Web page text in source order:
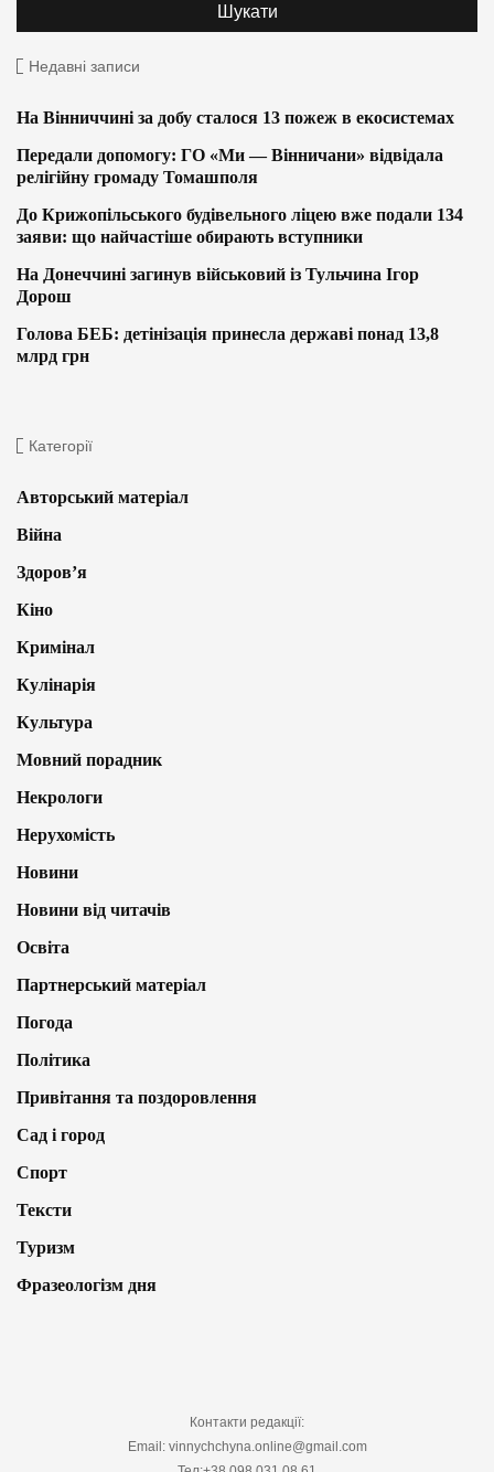
Недавні записи
На Вінниччині за добу сталося 13 пожеж в екосистемах
Передали допомогу: ГО «Ми — Вінничани» відвідала
релігійну громаду Томашполя
До Крижопільського будівельного ліцею вже подали 134
заяви: що найчастіше обирають вступники
На Донеччині загинув військовий із Тульчина Ігор
Дорош
Голова БЕБ: детінізація принесла державі понад 13,8
млрд грн
Категорії
Авторський матеріал
Війна
Здоров’я
Кіно
Кримінал
Кулінарія
Культура
Мовний порадник
Некрологи
Нерухомість
Новини
Новини від читачів
Освіта
Партнерський матеріал
Погода
Політика
Привітання та поздоровлення
Сад і город
Спорт
Тексти
Туризм
Фразеологізм дня
Контакти редакції:
Email: vinnychchyna.online@gmail.com